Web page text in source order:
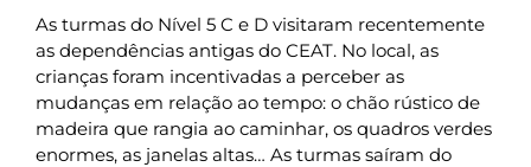
As turmas do Nível 5 C e D visitaram recentemente
as dependências antigas do CEAT. No local, as
crianças foram incentivadas a perceber as
mudanças em relação ao tempo: o chão rústico de
madeira que rangia ao caminhar, os quadros verdes
enormes, as janelas altas… As turmas saíram do